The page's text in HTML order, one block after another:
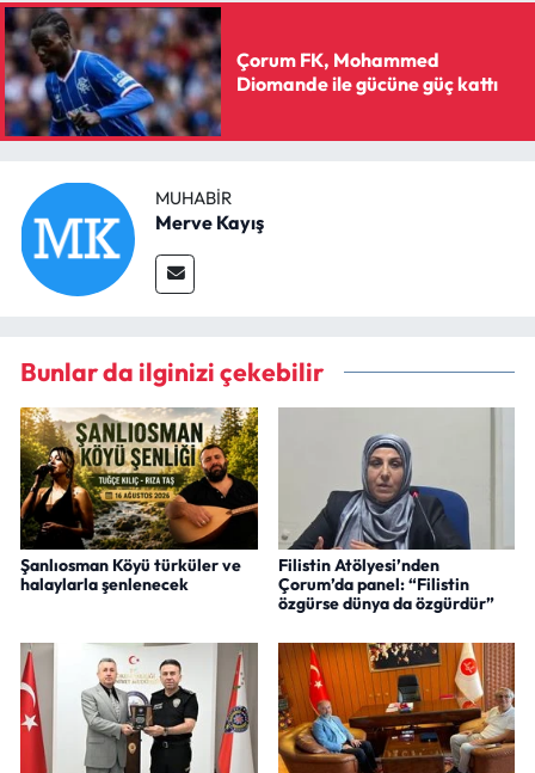
Çorum FK, Mohammed
Diomande ile gücüne güç kattı
MUHABIR
Merve Kayış
Bunlar da ilginizi çekebilir
Şanlıosman Köyü türküler ve
halaylarla şenlenecek
Filistin Atölyesi’nden
Çorum’da panel: “Filistin
özgürse dünya da özgürdür”
Yaşam
Yayla Haber
Yemek Tarifleri
Yerel Haberler